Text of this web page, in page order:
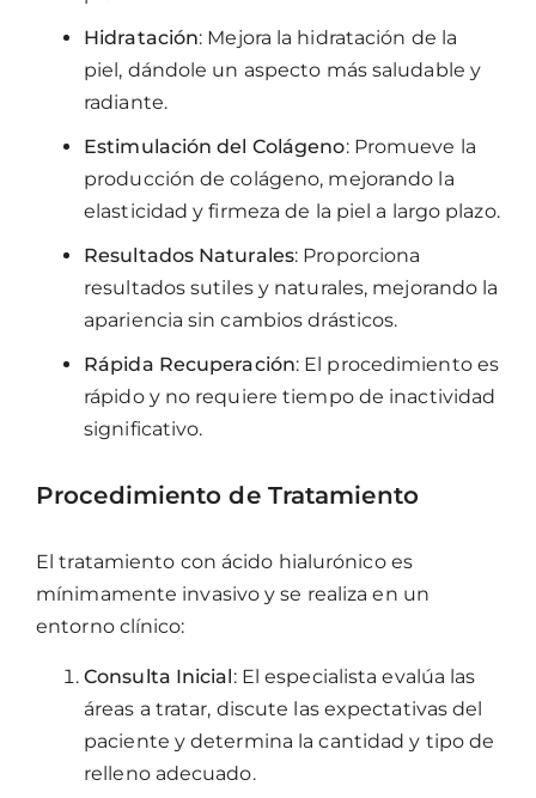
Hidratación: Mejora la hidratación de la
piel, dándole un aspecto más saludable y
radiante.
Estimulación del Colágeno: Promueve la
producción de colágeno, mejorando la
elasticidad y firmeza de la piel a largo plazo.
Resultados Naturales: Proporciona
resultados sutiles y naturales, mejorando la
apariencia sin cambios drásticos.
Rápida Recuperación: El procedimiento es
rápido y no requiere tiempo de inactividad
significativo.
Procedimiento de Tratamiento
El tratamiento con ácido hialurónico es
mínimamente invasivo y se realiza en un
entorno clínico:
Consulta Inicial: El especialista evalúa las
áreas a tratar, discute las expectativas del
paciente y determina la cantidad y tipo de
relleno adecuado.